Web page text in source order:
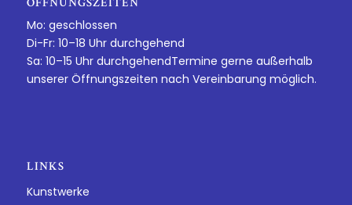
ÖFFNUNGSZEITEN
Mo: geschlossen
Di-Fr: 10–18 Uhr durchgehend
Sa: 10–15 Uhr durchgehendTermine gerne außerhalb
unserer Öffnungszeiten nach Vereinbarung möglich.
LINKS
Kunstwerke